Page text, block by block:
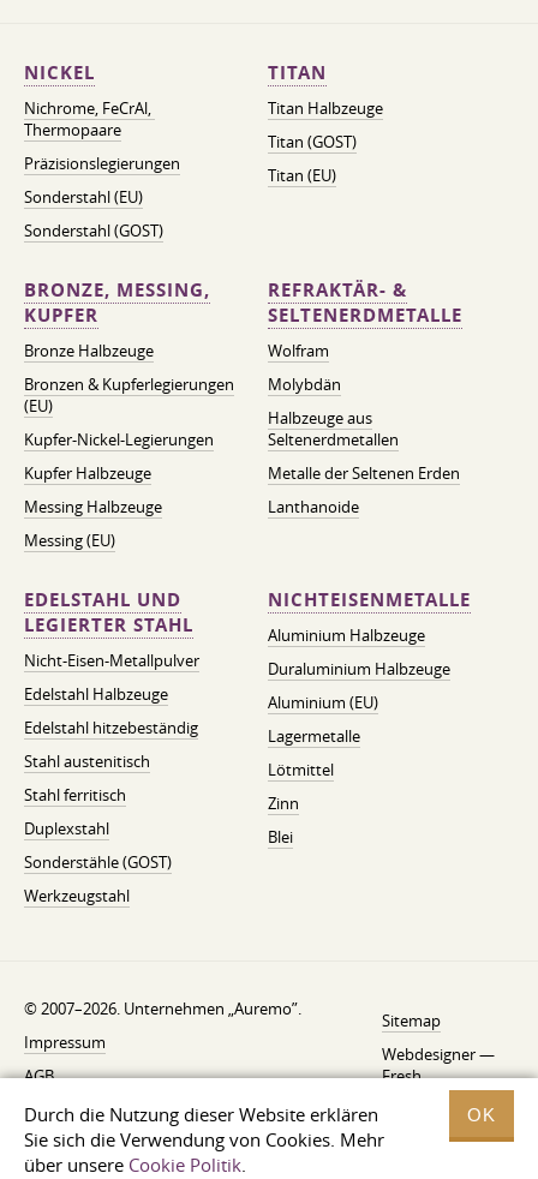
Durch die Nutzung dieser Website erklären
Sie sich die Verwendung von Cookies. Mehr
über unsere Cookie Politik.
OK
NICKEL
Nichrome, FeСrAl, ​​
Thermopaare
Präzisionslegierungen
Sonderstahl (EU)
Sonderstahl (GOST)
TITAN
Titan Halbzeuge
Titan (GOST)
Titan (EU)
BRONZE, MESSING,
KUPFER
Bronze Halbzeuge
Bronzen & Kupferlegierungen
(EU)
Kupfer-Nickel-Legierungen
Kupfer Halbzeuge
Messing Halbzeuge
Messing (EU)
REFRAKTÄR- &
SELTENERDMETALLE
Wolfram
Molybdän
Halbzeuge aus
Seltenerdmetallen
Metalle der Seltenen Erden
Lanthanoide
EDELSTAHL UND
LEGIERTER STAHL
Nicht-Eisen-Metallpulver
Edelstahl Halbzeuge
Edelstahl hitzebeständig
Stahl austenitisch
Stahl ferritisch
Duplexstahl
Sonderstähle (GOST)
Werkzeugstahl
NICHTEISENMETALLE
Aluminium Halbzeuge
Duraluminium Halbzeuge
Aluminium (EU)
Lagermetalle
Lötmittel
Zinn
Blei
© 2007–2026. Unternehmen „Auremo”.
Impressum
AGB
Widerrufsbelehrung
Datenschutzerklärung
Sitemap
Webdesigner —
Fresh